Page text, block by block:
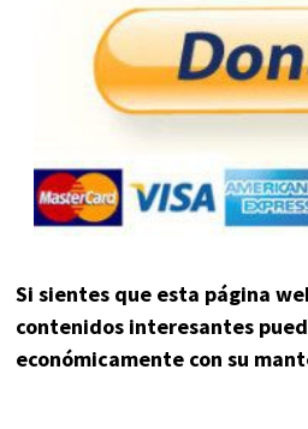
Si sientes que esta página
contenidos interesantes
económicamente con su